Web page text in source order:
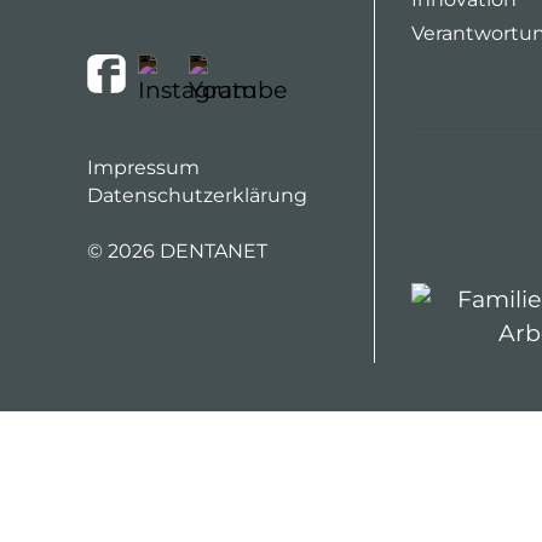
Impressum
Datenschutzerklärung
© 2026 DENTANET